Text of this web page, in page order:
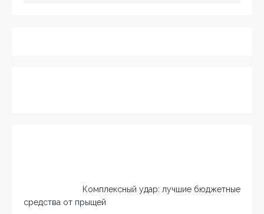
Комплексный удар: лучшие бюджетные
средства от прыщей